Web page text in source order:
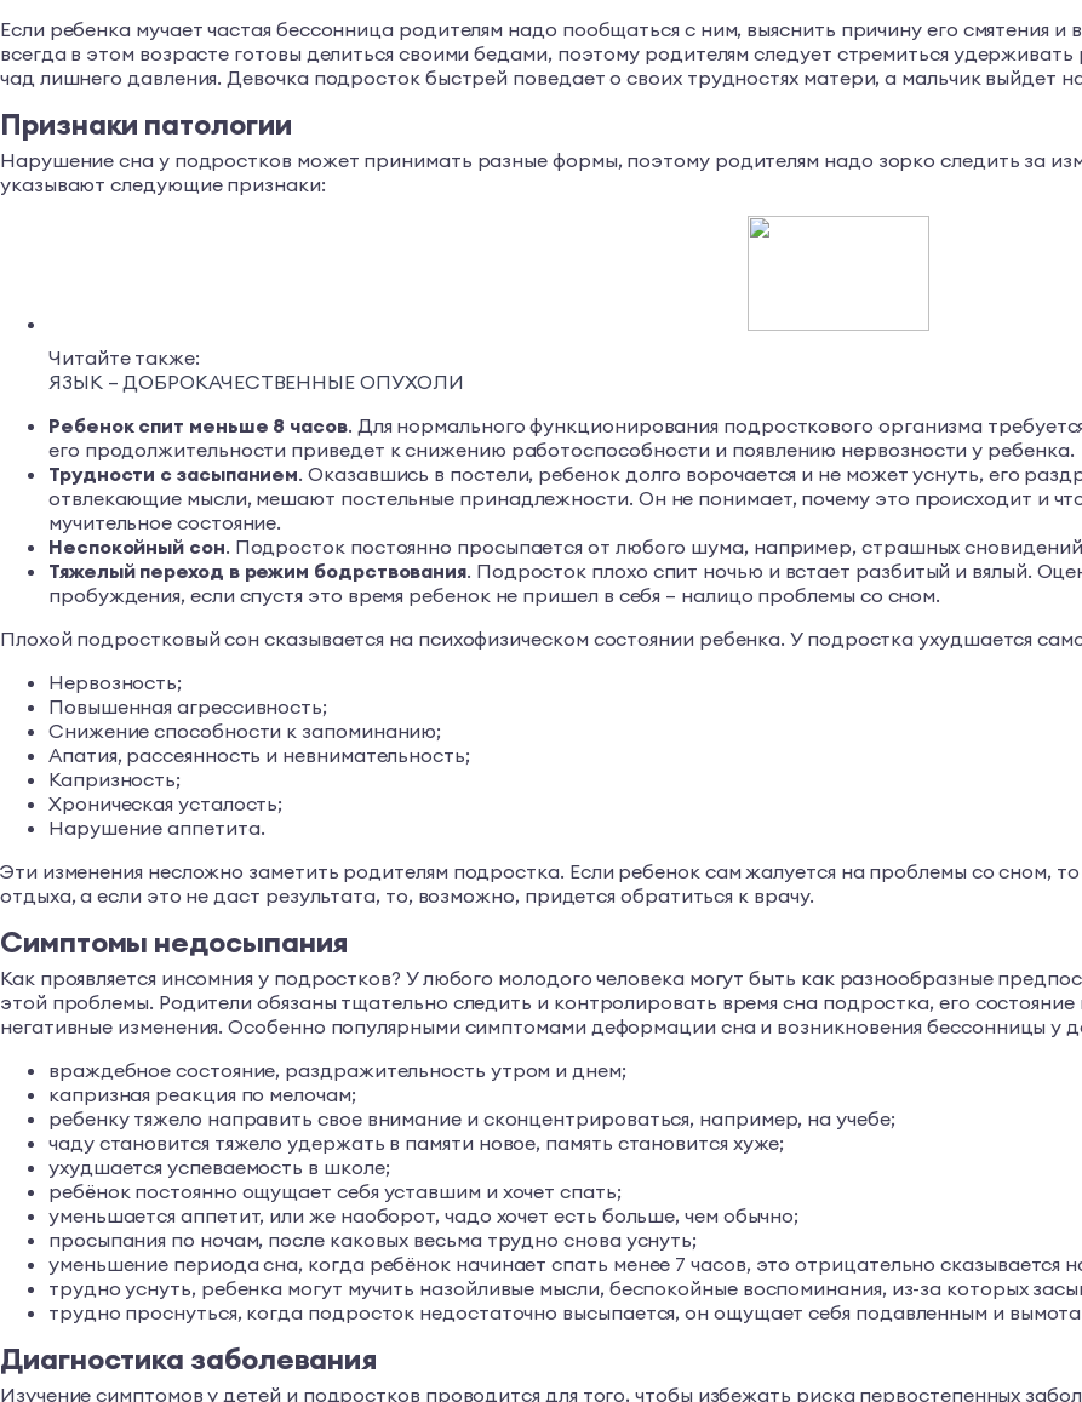
Если ребенка мучает частая бессонница родителям надо пообщаться с ним, выяснить причину его смятения
всегда в этом возрасте готовы делиться своими бедами, поэтому родителям следует стремиться
чад лишнего давления. Девочка подросток быстрей поведает о своих трудностях матери, а мальчик выйдет
Признаки патологии
Нарушение сна у подростков может принимать разные формы, поэтому родителям надо зорко следить за
указывают следующие признаки:
Читайте также:
ЯЗЫК – ДОБРОКАЧЕСТВЕННЫЕ ОПУХОЛИ
Ребенок спит меньше 8 часов. Для нормального функционирования подросткового организма
его продолжительности приведет к снижению работоспособности и появлению нервозности у ребенка.
Трудности с засыпанием. Оказавшись в постели, ребенок долго ворочается и не может уснуть, его
отвлекающие мысли, мешают постельные принадлежности. Он не понимает, почему это происходит и
мучительное состояние.
Неспокойный сон. Подросток постоянно просыпается от любого шума, например, страшных
Тяжелый переход в режим бодрствования. Подросток плохо спит ночью и встает разбитый и вялый.
пробуждения, если спустя это время ребенок не пришел в себя – налицо проблемы со сном.
Плохой подростковый сон сказывается на психофизическом состоянии ребенка. У подростка ухудшается
Нервозность;
Повышенная агрессивность;
Снижение способности к запоминанию;
Апатия, рассеянность и невнимательность;
Капризность;
Хроническая усталость;
Нарушение аппетита.
Эти изменения несложно заметить родителям подростка. Если ребенок сам жалуется на проблемы со сном,
отдыха, а если это не даст результата, то, возможно, придется обратиться к врачу.
Симптомы недосыпания
Как проявляется инсомния у подростков? У любого молодого человека могут быть как разнообразные
этой проблемы. Родители обязаны тщательно следить и контролировать время сна подростка, его состояние
негативные изменения. Особенно популярными симптомами деформации сна и возникновения бессонницы у
враждебное состояние, раздражительность утром и днем;
капризная реакция по мелочам;
ребенку тяжело направить свое внимание и сконцентрироваться, например, на учебе;
чаду становится тяжело удержать в памяти новое, память становится хуже;
ухудшается успеваемость в школе;
ребёнок постоянно ощущает себя уставшим и хочет спать;
уменьшается аппетит, или же наоборот, чадо хочет есть больше, чем обычно;
просыпания по ночам, после каковых весьма трудно снова уснуть;
уменьшение периода сна, когда ребёнок начинает спать менее 7 часов, это отрицательно сказывается
трудно уснуть, ребенка могут мучить назойливые мысли, беспокойные воспоминания, из-за которых
трудно проснуться, когда подросток недостаточно высыпается, он ощущает себя подавленным и
Диагностика заболевания
Изучение симптомов у детей и подростков проводится для того, чтобы избежать риска первостепенных